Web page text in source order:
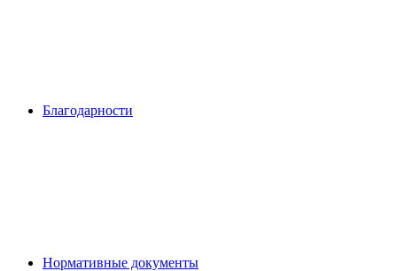
Благодарности
Нормативные документы